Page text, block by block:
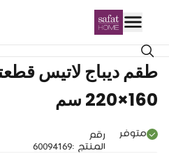
توصيل دول الخليج
طقم ديباج لاتيس
160×220 سم
متوفر
رقم
المنتج :
60094169